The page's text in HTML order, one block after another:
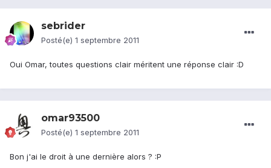
sebrider
Posté(e) 1 septembre 2011
Oui Omar, toutes questions clair méritent une réponse clair :D
omar93500
Posté(e) 1 septembre 2011
Bon j'ai le droit à une dernière alors ? :P